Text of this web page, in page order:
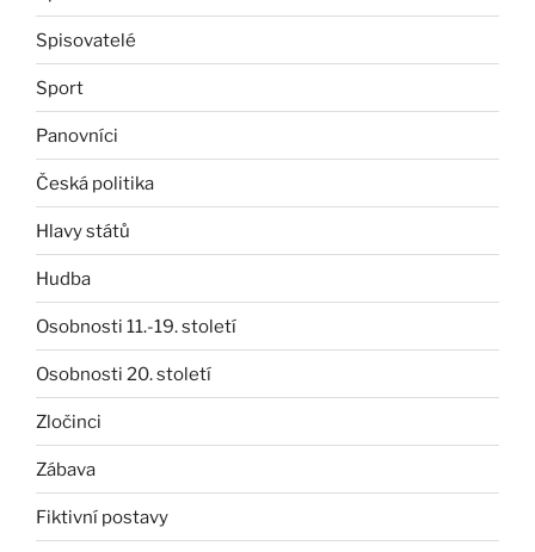
Spisovatelé
Sport
Panovníci
Česká politika
Hlavy států
Hudba
Osobnosti 11.-19. století
Osobnosti 20. století
Zločinci
Zábava
Fiktivní postavy